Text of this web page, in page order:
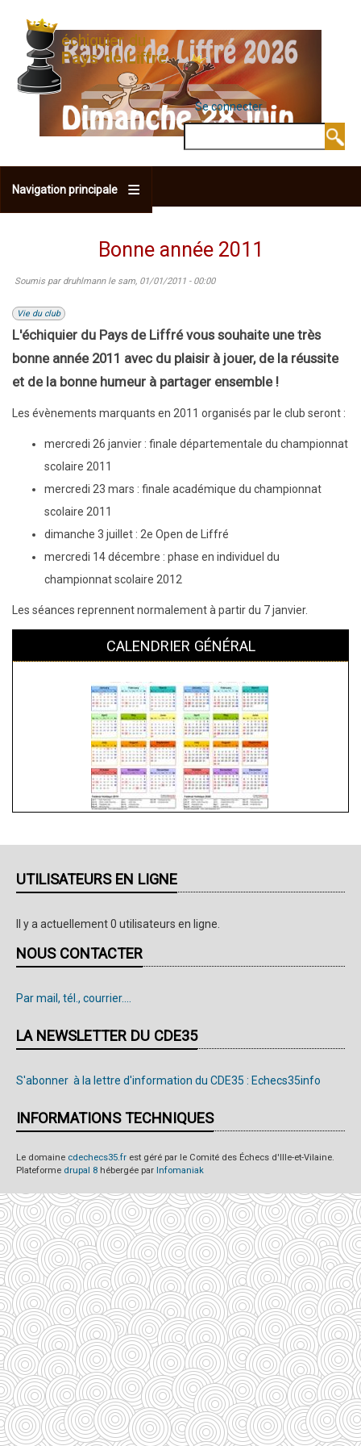
contenu
principal
MENU DU
Se connecter
Navigation principale
Bonne année 2011
Soumis par druhlmannle sam, 01/01/2011 - 00:00
Vie du club
L'échiquier du Pays de Liffré vous souhaite une très
bonne année 2011 avec du plaisir à jouer, de la réussite
et de la bonne humeur à partager ensemble !
Les évènements marquants en 2011 organisés par le club seront :
mercredi 26 janvier : finale départementale du championnat
scolaire 2011
mercredi 23 mars : finale académique du championnat
scolaire 2011
dimanche 3 juillet : 2e Open de Liffré
mercredi 14 décembre : phase en individuel du
championnat scolaire 2012
Les séances reprennent normalement à partir du 7 janvier.
CALENDRIER GÉNÉRAL
UTILISATEURS EN LIGNE
Il y a actuellement 0 utilisateurs en ligne.
NOUS CONTACTER
Par mail, tél., courrier....
LA NEWSLETTER DU CDE35
S'abonner à la lettre d'information du CDE35 : Echecs35info
INFORMATIONS TECHNIQUES
Le domaine cdechecs35.fr est géré par le Comité des Échecs d'Ille-et-Vilaine.
Plateforme drupal 8 hébergée par Infomaniak